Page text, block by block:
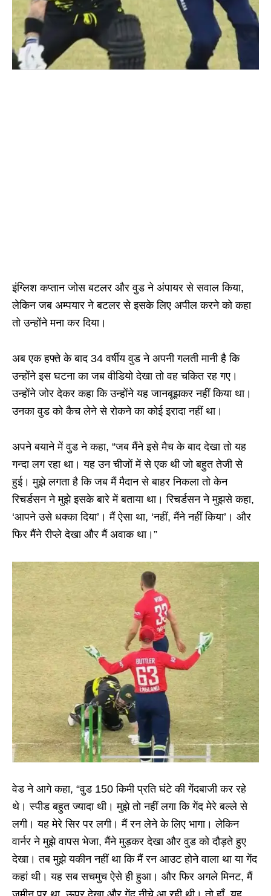
इंग्लिश कप्तान जोस बटलर और वुड ने अंपायर से सवाल किया,
लेकिन जब अम्पयार ने बटलर से इसके लिए अपील करने को कहा
तो उन्होंने मना कर दिया।
अब एक हफ्ते के बाद 34 वर्षीय वुड ने अपनी गलती मानी है कि
उन्होंने इस घटना का जब वीडियो देखा तो वह चकित रह गए।
उन्होंने जोर देकर कहा कि उन्होंने यह जानबूझकर नहीं किया था।
उनका वुड को कैच लेने से रोकने का कोई इरादा नहीं था।
अपने बयाने में वुड ने कहा, “जब मैंने इसे मैच के बाद देखा तो यह
गन्दा लग रहा था। यह उन चीजों में से एक थी जो बहुत तेजी से
हुई। मुझे लगता है कि जब मैं मैदान से बाहर निकला तो केन
रिचर्डसन ने मुझे इसके बारे में बताया था। रिचर्डसन ने मुझसे कहा,
‘आपने उसे धक्का दिया’। मैं ऐसा था, ‘नहीं, मैंने नहीं किया’। और
फिर मैंने रीप्ले देखा और मैं अवाक था।”
वेड ने आगे कहा, “वुड 150 किमी प्रति घंटे की गेंदबाजी कर रहे
थे। स्पीड बहुत ज्यादा थी। मुझे तो नहीं लगा कि गेंद मेरे बल्ले से
लगी। यह मेरे सिर पर लगी। मैं रन लेने के लिए भागा। लेकिन
वार्नर ने मुझे वापस भेजा, मैंने मुड़कर देखा और वुड को दौड़ते हुए
देखा। तब मुझे यकीन नहीं था कि मैं रन आउट होने वाला था या गेंद
कहां थी। यह सब सचमुच ऐसे ही हुआ। और फिर अगले मिनट, मैं